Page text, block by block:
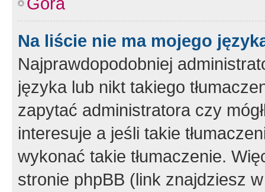
Na liście nie ma mojego
Najprawdopodobniej
języka lub nikt takiego
zapytać administratora czy
interesuje a jeśli takie
wykonać takie tłumaczenie.
stronie phpBB (link znajdziesz